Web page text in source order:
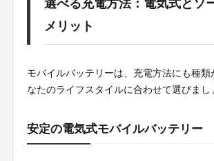
選べる充電方法：電気式とソ
メリット
モバイルバッテリーは、充電方法にも種類
なたのライフスタイルに合わせて選びまし
安定の電気式モバイルバッテリー